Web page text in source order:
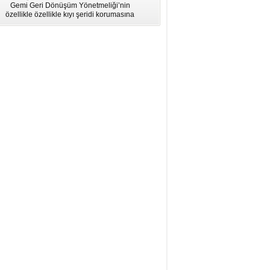
Gemi Geri Dönüşüm Yönetmeliği’nin
özellikle özellikle kıyı şeridi korumasına
ilişkin hükümlere uymadığı için AB